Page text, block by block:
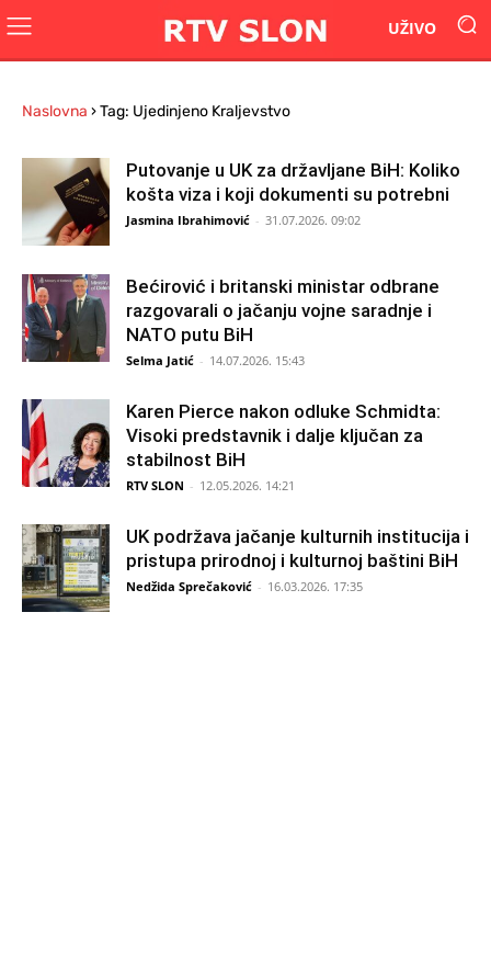
UŽIVO
Naslovna ›Tag: Ujedinjeno Kraljevstvo
Putovanje u UK za državljane BiH: Koliko
košta viza i koji dokumenti su potrebni
Jasmina Ibrahimović - 31.07.2026. 09:02
Bećirović i britanski ministar odbrane
razgovarali o jačanju vojne saradnje i
NATO putu BiH
Selma Jatić - 14.07.2026. 15:43
Karen Pierce nakon odluke Schmidta:
Visoki predstavnik i dalje ključan za
stabilnost BiH
RTV SLON - 12.05.2026. 14:21
UK podržava jačanje kulturnih institucija i
pristupa prirodnoj i kulturnoj baštini BiH
Nedžida Sprečaković - 16.03.2026. 17:35